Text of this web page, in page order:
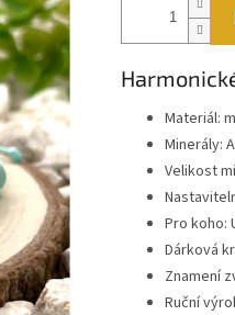
Materiál:
Minerály:
Velikost
Pro koho:
Dárková
Znamení
Ruční